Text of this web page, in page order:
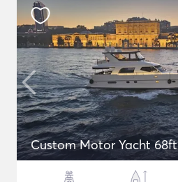
Custom Motor Yacht 68ft